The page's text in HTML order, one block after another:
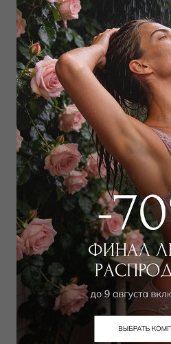
Носки
15 000₽
Выбрать размер